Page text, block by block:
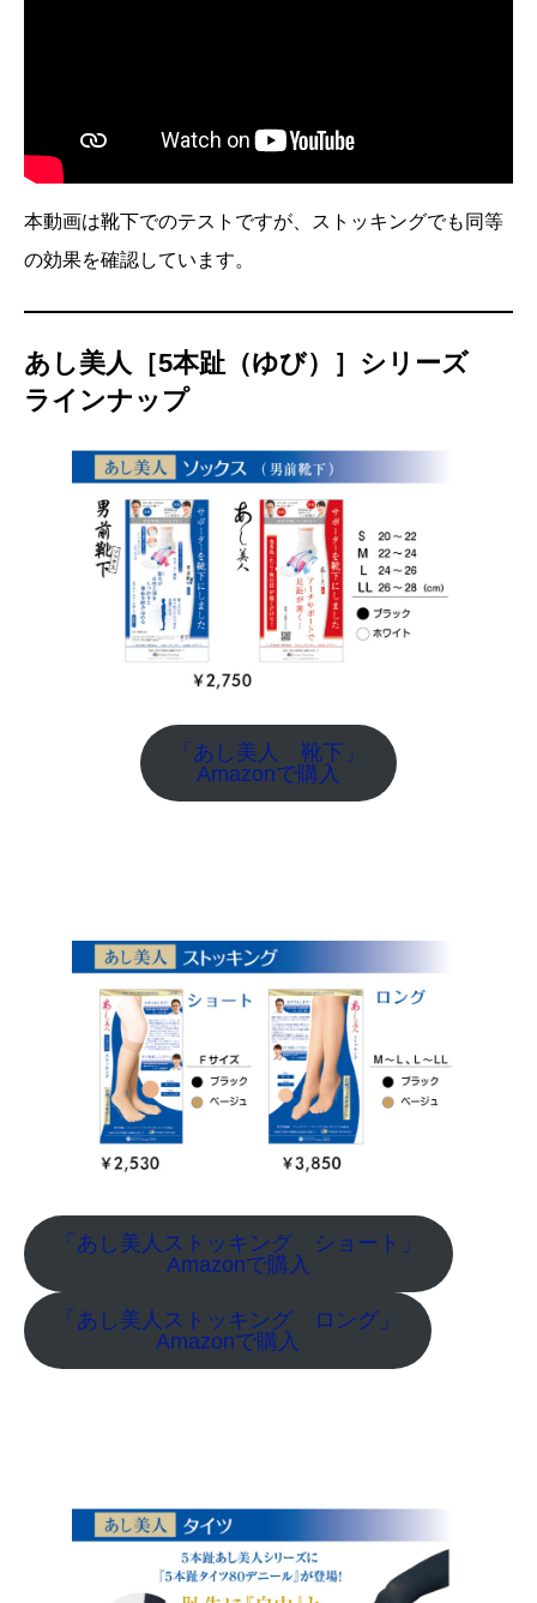
本動画は靴下でのテストですが、ストッキングでも同等
の効果を確認しています。
あし美人［5本趾（ゆび）］シリーズ
ラインナップ
「あし美人 靴下」
Amazonで購入
「あし美人ストッキング ショート」
Amazonで購入
「あし美人ストッキング ロング」
Amazonで購入